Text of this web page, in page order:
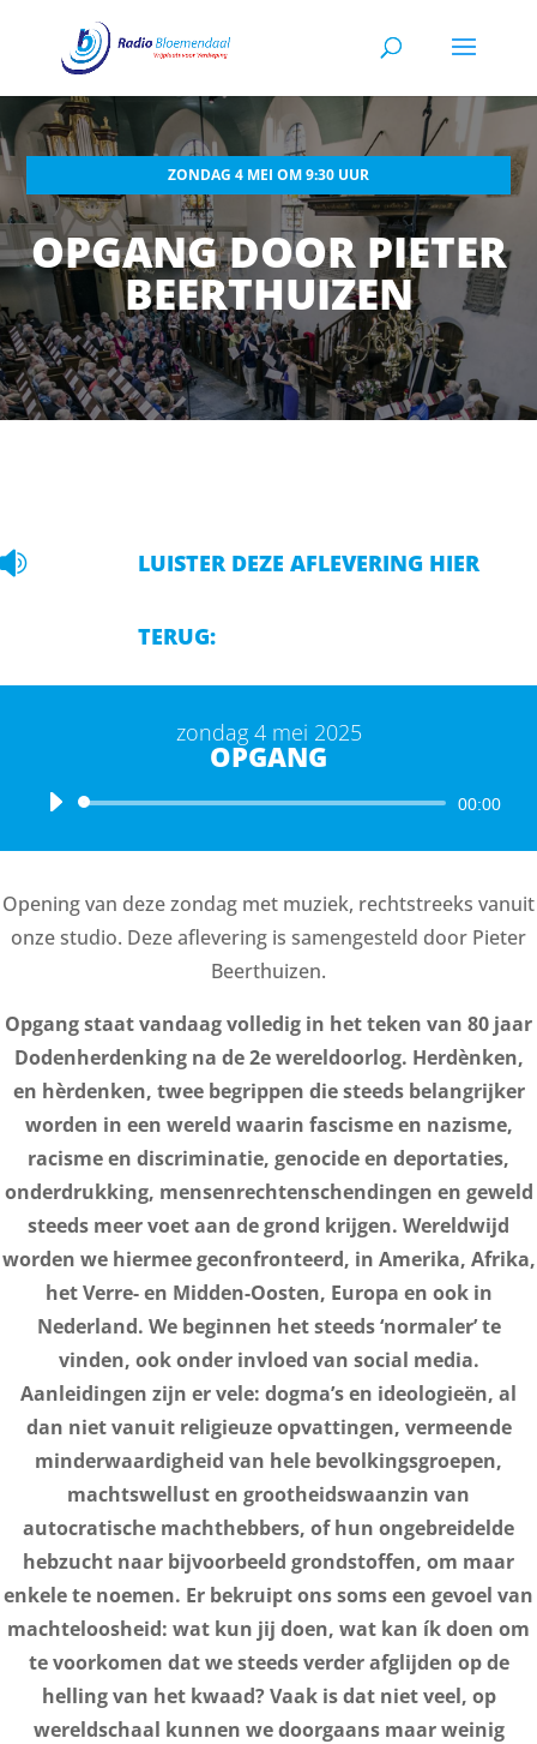
ZONDAG 4 MEI OM 9:30 UUR
OPGANG DOOR PIETER
BEERTHUIZEN
 LUISTER DEZE AFLEVERING HIER
TERUG:
zondag 4 mei 2025
OPGANG
Audiospeler 00:00
Opening van deze zondag met muziek, rechtstreeks vanuit
onze studio. Deze aflevering is samengesteld door Pieter
Beerthuizen.
Opgang staat vandaag volledig in het teken van 80 jaar
Dodenherdenking na de 2e wereldoorlog. Herdènken,
en hèrdenken, twee begrippen die steeds belangrijker
worden in een wereld waarin fascisme en nazisme,
racisme en discriminatie, genocide en deportaties,
onderdrukking, mensenrechtenschendingen en geweld
steeds meer voet aan de grond krijgen. Wereldwijd
worden we hiermee geconfronteerd, in Amerika, Afrika,
het Verre- en Midden-Oosten, Europa en ook in
Nederland. We beginnen het steeds ‘normaler’ te
vinden, ook onder invloed van social media.
Aanleidingen zijn er vele: dogma’s en ideologieën, al
dan niet vanuit religieuze opvattingen, vermeende
minderwaardigheid van hele bevolkingsgroepen,
machtswellust en grootheidswaanzin van
autocratische machthebbers, of hun ongebreidelde
hebzucht naar bijvoorbeeld grondstoffen, om maar
enkele te noemen. Er bekruipt ons soms een gevoel van
machteloosheid: wat kun jij doen, wat kan ík doen om
te voorkomen dat we steeds verder afglijden op de
helling van het kwaad? Vaak is dat niet veel, op
wereldschaal kunnen we doorgaans maar weinig